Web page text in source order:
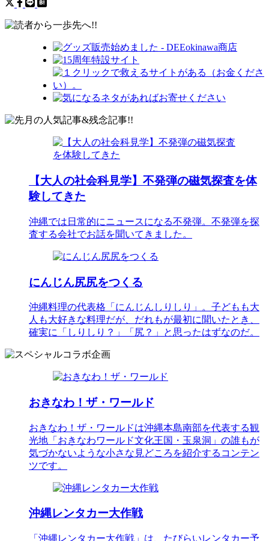
【大人の社会科見学】不発弾の磁気探査を体
験してきた
沖縄では日常的にニュースになる不発弾。不発弾を探
査する会社でお話を聞いてきました。
にんじん尻尻をつくる
沖縄料理の代表格「にんじんしりしり」。子どもも大
人も大好きな料理だが、だれもが最初に聞いたとき、
確実に「しりしり？」「尻？」と思ったはずなのだ。
おきなわ！ザ・ワールド
おきなわ！ザ・ワールドは沖縄本島南部を代表する観
光地「おきなわワールド文化王国・玉泉洞」の誰もが
気づかないような小さな見どころを紹介するコンテン
ツです。
沖縄レンタカー大作戦
「沖縄レンタカー大作戦」は、たびらいレンタカー予